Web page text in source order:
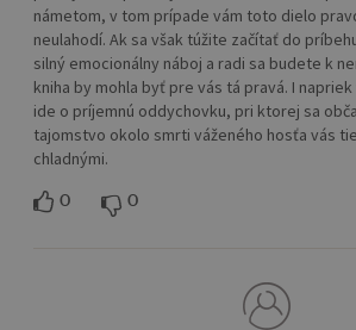
námetom, v tom prípade vám toto dielo
neulahodí. Ak sa však túžite začítať do
silný emocionálny náboj a radi sa budete k
kniha by mohla byť pre vás tá pravá. I
ide o príjemnú oddychovku, pri ktorej sa
tajomstvo okolo smrti váženého hosťa vás
chladnými.
0 0